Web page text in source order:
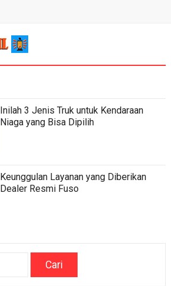
Inilah 3 Jenis Truk untuk Kendaraan
Niaga yang Bisa Dipilih
Keunggulan Layanan yang Diberikan
Dealer Resmi Fuso